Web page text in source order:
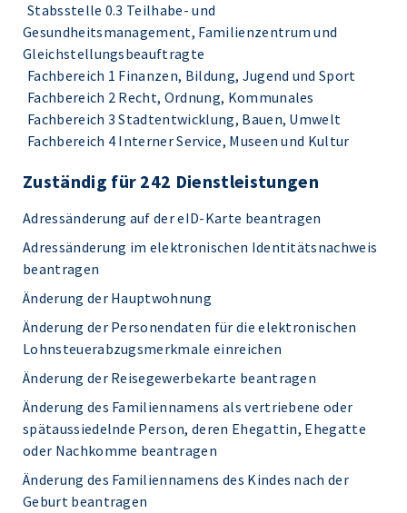
Stabsstelle 0.3 Teilhabe- und
Gesundheitsmanagement, Familienzentrum und
Gleichstellungsbeauftragte
Fachbereich 1 Finanzen, Bildung, Jugend und Sport
Fachbereich 2 Recht, Ordnung, Kommunales
Fachbereich 3 Stadtentwicklung, Bauen, Umwelt
Fachbereich 4 Interner Service, Museen und Kultur
Zuständig für 242 Dienstleistungen
Adressänderung auf der eID-Karte beantragen
Adressänderung im elektronischen Identitätsnachweis
beantragen
Änderung der Hauptwohnung
Änderung der Personendaten für die elektronischen
Lohnsteuerabzugsmerkmale einreichen
Änderung der Reisegewerbekarte beantragen
Änderung des Familiennamens als vertriebene oder
spätaussiedelnde Person, deren Ehegattin, Ehegatte
oder Nachkomme beantragen
Änderung des Familiennamens des Kindes nach der
Geburt beantragen